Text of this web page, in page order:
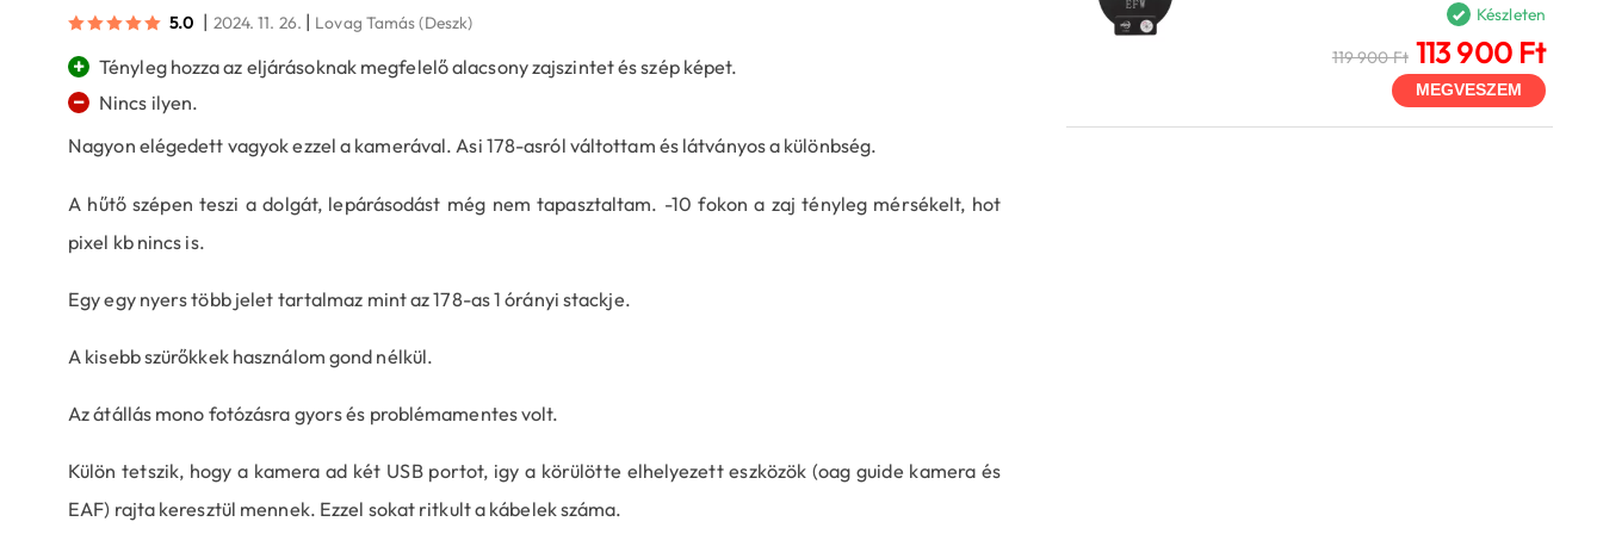
5.0 | 2024. 11. 26. | Lovag Tamás(Deszk)
+ Tényleg hozza az eljárásoknak megfelelő alacsony zajszintet és szép képet.
−
Nincs ilyen.
Nagyon elégedett vagyok ezzel a kamerával. Asi 178-asról váltottam és látványos a különbség.
A hűtő szépen teszi a dolgát, lepárásodást még nem tapasztaltam. -10 fokon a zaj tényleg mérsékelt, hot
pixel kb nincs is.
Egy egy nyers több jelet tartalmaz mint az 178-as 1 órányi stackje.
A kisebb szürőkkek használom gond nélkül.
Az átállás mono fotózásra gyors és problémamentes volt.
Külön tetszik, hogy a kamera ad két USB portot, igy a körülötte elhelyezett eszközök (oag guide kamera és
EAF) rajta keresztül mennek. Ezzel sokat ritkult a kábelek száma.
Készleten
119 900 Ft 113 900 Ft
MEGVESZEM